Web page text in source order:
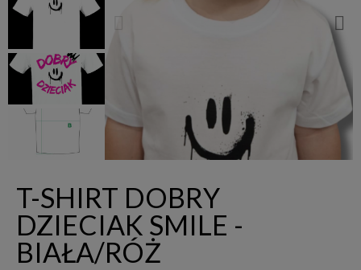
T-SHIRT DOBRY
DZIECIAK SMILE -
BIAŁA/RÓŻ